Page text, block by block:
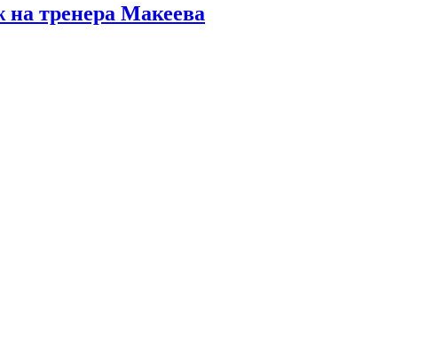
на тренера Макеева